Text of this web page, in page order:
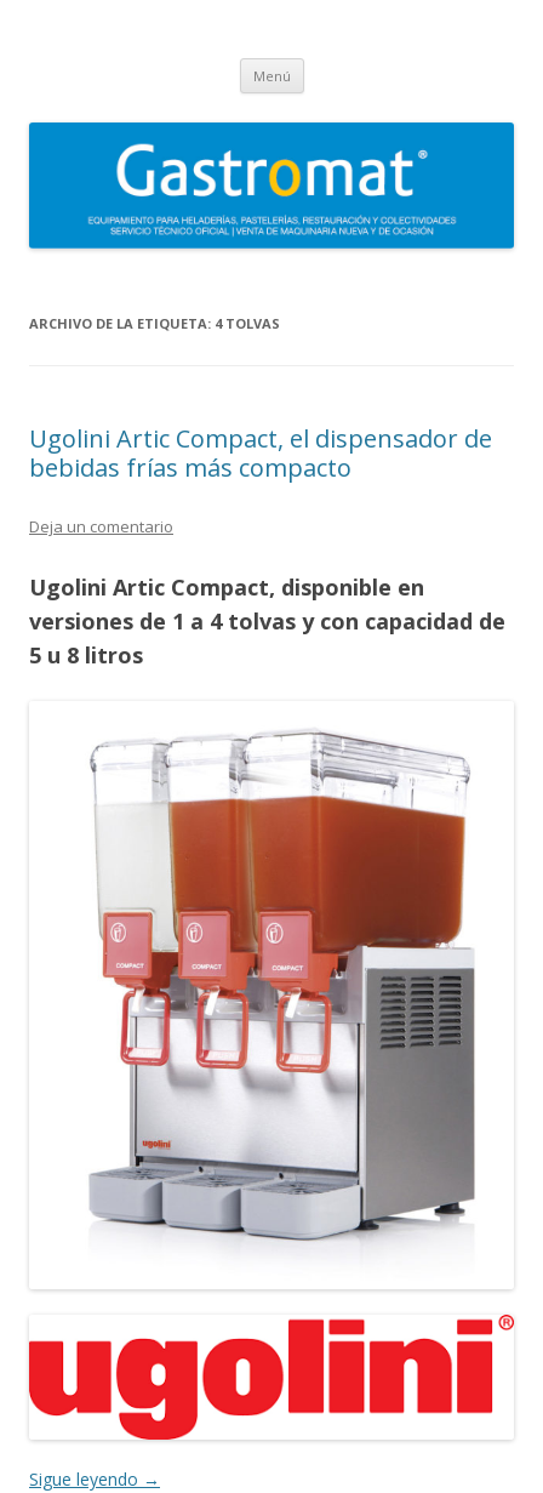
de maquinaria para heladerías, pastelerías, restauración y
Menú Saltar
contenido
ARCHIVO DE LA ETIQUETA: 4 TOLVAS
Ugolini Artic Compact, el dispensador de
bebidas frías más compacto
Deja un comentario
Ugolini Artic Compact, disponible en
versiones de 1 a 4 tolvas y con capacidad de
5 u 8 litros
Sigue leyendo →